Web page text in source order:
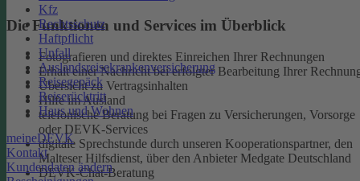
Kfz
Rechtsschutz
Haftpflicht
Unfall
Auslandsreisekrankenversicherung
Reisegepäck
Reiserücktritt
Haus und Wohnen
meineDEVK
Kontakt
Kundendaten ändern
Die Funktionen und Services im Überblick
Fotografieren und direktes Einreichen Ihrer Rechnungen
Erhalt einer Nachricht bei erfolgter Bearbeitung Ihrer
Übersicht zu Vertragsinhalten
Hilfe im Ausland
telefonische Beratung bei Fragen zu Versicherungen, Vorsorge
oder DEVK-Services
digitale Sprechstunde durch unseren Kooperationspartner, den
Malteser Hilfsdienst, über den Anbieter Medgate Deutschland
DEVK-Chat-Beratung